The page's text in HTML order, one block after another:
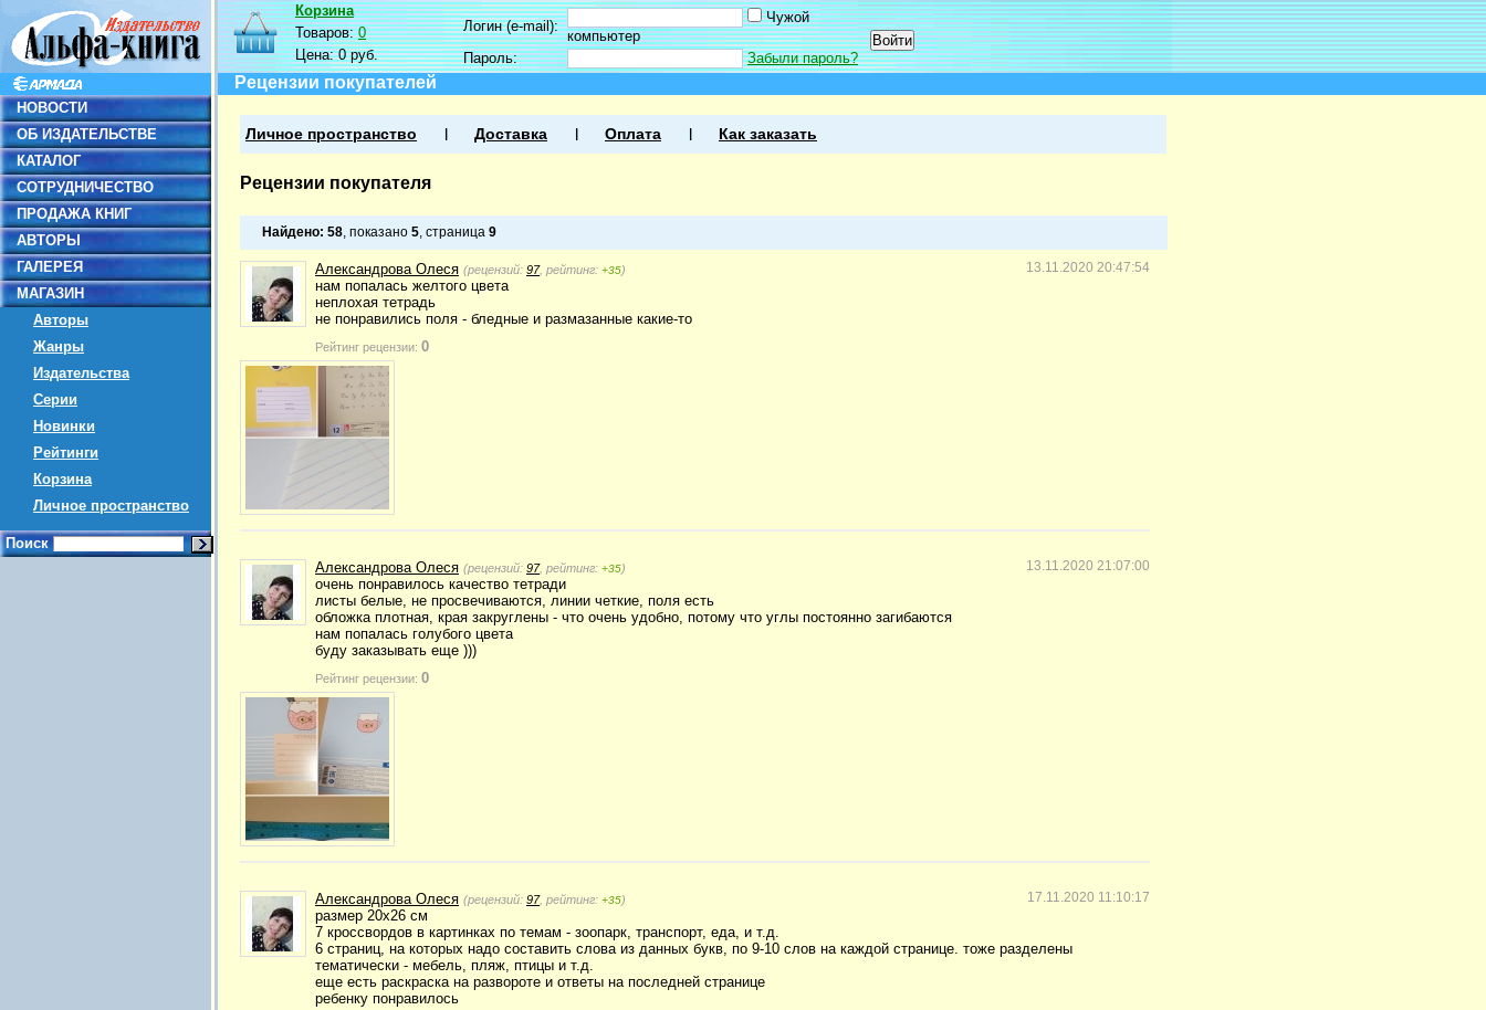
НОВОСТИ
ОБ ИЗДАТЕЛЬСТВЕ
КАТАЛОГ
СОТРУДНИЧЕСТВО
ПРОДАЖА КНИГ
АВТОРЫ
ГАЛЕРЕЯ
МАГАЗИН
Авторы
Жанры
Издательства
Серии
Новинки
Рейтинги
Корзина
Личное пространство
Поиск
Корзина
Товаров:0
Цена:0 руб.
Логин (e-mail):
Чужой
компьютер
Пароль:
Забыли пароль?
Рецензии покупателей
Личное пространство Доставка Оплата Как заказать
Рецензии покупателя
Найдено: 58, показано 5, страница 9
13.11.2020 20:47:54
Александрова Олеся (рецензий: 97, рейтинг: +35)
нам попалась желтого цвета
неплохая тетрадь
не понравились поля - бледные и размазанные какие-то
Рейтинг рецензии: 0
13.11.2020 21:07:00
Александрова Олеся (рецензий: 97, рейтинг: +35)
очень понравилось качество тетради
листы белые, не просвечиваются, линии четкие, поля есть
обложка плотная, края закруглены - что очень удобно, потому что углы постоянно загибаются
нам попалась голубого цвета
буду заказывать еще )))
Рейтинг рецензии: 0
17.11.2020 11:10:17
Александрова Олеся (рецензий: 97, рейтинг: +35)
размер 20х26 см
7 кроссвордов в картинках по темам - зоопарк, транспорт, еда, и т.д.
6 страниц, на которых надо составить слова из данных букв, по 9-10 слов на каждой странице. тоже разделены
тематически - мебель, пляж, птицы и т.д.
еще есть раскраска на развороте и ответы на последней странице
ребенку понравилось